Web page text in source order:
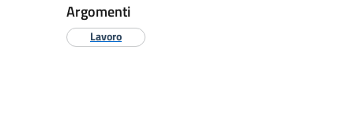
Argomenti
Lavoro